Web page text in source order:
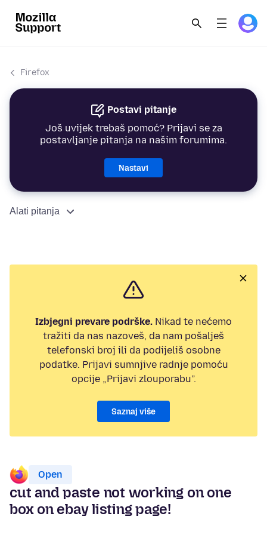
Firefox
Postavi pitanje
Još uvijek trebaš pomoć? Prijavi se za
postavljanje pitanja na našim forumima.
Nastavi
Alati pitanja
Izbjegni prevare podrške. Nikad te nećemo
tražiti da nas nazoveš, da nam pošalješ
telefonski broj ili da podijeliš osobne
podatke. Prijavi sumnjive radnje pomoću
opcije „Prijavi zlouporabu”.
Saznaj više
Open
cut and paste not working on one
box on ebay listing page!